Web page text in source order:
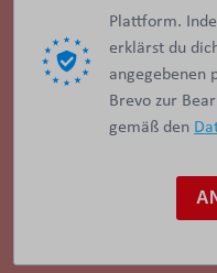
Plattform.
erklärst du
angegebenen
Brevo zur
gemäß den